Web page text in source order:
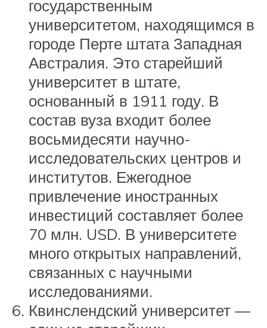
государственным
университетом, находящимся в
городе Перте штата Западная
Австралия. Это старейший
университет в штате,
основанный в 1911 году. В
состав вуза входит более
восьмидесяти научно-
исследовательских центров и
институтов. Ежегодное
привлечение иностранных
инвестиций составляет более
70 млн. USD. В университете
много открытых направлений,
связанных с научными
исследованиями.
Квинслендский университет —